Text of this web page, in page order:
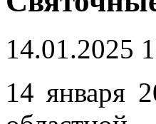
14.01.2025
14 января